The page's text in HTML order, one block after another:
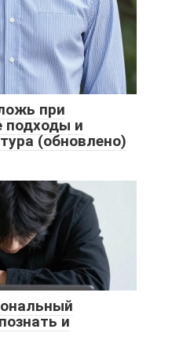
при
подходы и
(обновлено)
и